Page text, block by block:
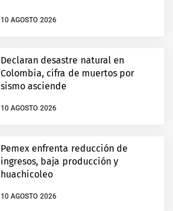
10 AGOSTO 2026
Declaran desastre natural en
Colombia, cifra de muertos por
sismo asciende
10 AGOSTO 2026
Pemex enfrenta reducción de
ingresos, baja producción y
huachicoleo
10 AGOSTO 2026